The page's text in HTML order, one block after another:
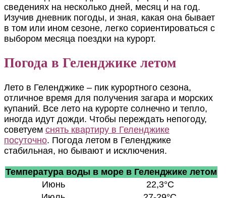
сведениях на несколько дней, месяц и на год.
Изучив дневник погоды, и зная, какая она бывает
в том или ином сезоне, легко сориентироваться с
выбором месяца поездки на курорт.
Погода в Геленджике летом
Лето в Геленджике – пик курортного сезона,
отличное время для получения загара и морских
купаний. Все лето на курорте солнечно и тепло,
иногда идут дожди. Чтобы переждать непогоду,
советуем снять квартиру в Геленджике
посуточно. Погода летом в Геленджике
стабильная, но бывают и исключения.
Температура воды в море в Геленджике летом
Июнь
22,3°C